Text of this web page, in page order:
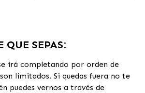
QUE SEPAS:
irá completando por orden de
limitados. Si quedas fuera no te
puedes vernos a través de